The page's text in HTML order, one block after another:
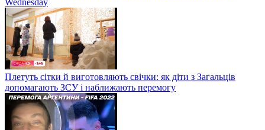
Плетуть сітки й виготовляють свічки: як діти з Загальців
допомагають ЗСУ і наближають перемогу